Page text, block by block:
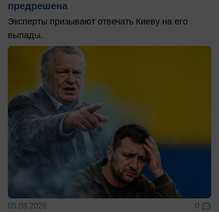
предрешена
Эксперты призывают отвечать Киеву на его
выпады.
05.08.2026 0